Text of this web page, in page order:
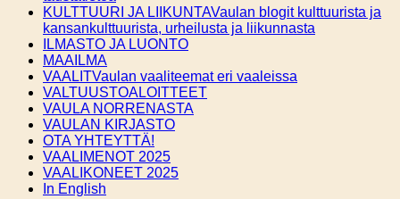
KULTTUURI JA LIIKUNTAVaulan blogit kulttuurista ja
kansankulttuurista, urheilusta ja liikunnasta
ILMASTO JA LUONTO
MAAILMA
VAALITVaulan vaaliteemat eri vaaleissa
VALTUUSTOALOITTEET
VAULA NORRENASTA
VAULAN KIRJASTO
OTA YHTEYTTÄ!
VAALIMENOT 2025
VAALIKONEET 2025
In English